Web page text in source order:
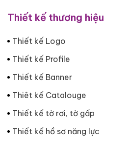
Thiết kế thương hiệu
Thiết kế Logo
Thiết kế Profile
Thiết kế Banner
Thiêt kế Catalouge
Thiết kế tờ rơi, tờ gấp
Thiết kế hồ sơ năng lực